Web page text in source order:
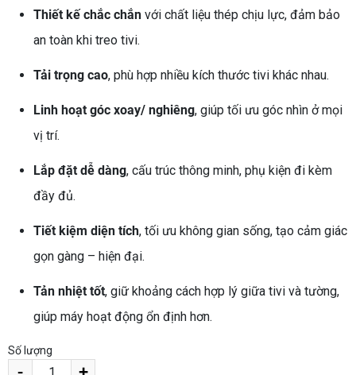
Thiết kế chắc chắn với chất liệu thép chịu lực, đảm bảo
an toàn khi treo tivi.
Tải trọng cao, phù hợp nhiều kích thước tivi khác nhau.
Linh hoạt góc xoay/ nghiêng, giúp tối ưu góc nhìn ở mọi
vị trí.
Lắp đặt dễ dàng, cấu trúc thông minh, phụ kiện đi kèm
đầy đủ.
Tiết kiệm diện tích, tối ưu không gian sống, tạo cảm giác
gọn gàng – hiện đại.
Tản nhiệt tốt, giữ khoảng cách hợp lý giữa tivi và tường,
giúp máy hoạt động ổn định hơn.
Số lượng